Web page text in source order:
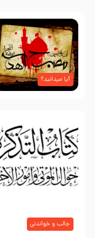
آیا میدانید؟
جالب و خواندنی